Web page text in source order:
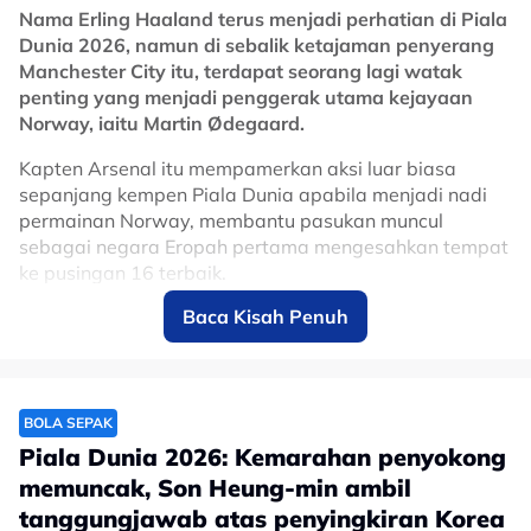
Related Topics
#Selangor #bola sepak
Nama Erling Haaland terus menjadi perhatian di Piala
Dunia 2026, namun di sebalik ketajaman penyerang
Manchester City itu, terdapat seorang lagi watak
penting yang menjadi penggerak utama kejayaan
Norway, iaitu Martin Ødegaard.
Kapten Arsenal itu mempamerkan aksi luar biasa
sepanjang kempen Piala Dunia apabila menjadi nadi
permainan Norway, membantu pasukan muncul
sebagai negara Eropah pertama mengesahkan tempat
ke pusingan 16 terbaik.
Beraksi di posisi tengah, Ødegaard bukan sahaja
berperanan mengawal tempo permainan, malah turut
juang yang tinggi.
Keupayaan pemain berusia 27 tahun itu
menghubungkan bahagian tengah dan serangan
menjadikan Norway tampil lebih seimbang, sekali gus
Baca Kisah Penuh
BOLA SEPAK
Piala Dunia 2026: Kemarahan penyokong
memuncak, Son Heung-min ambil
tanggungjawab atas penyingkiran Korea